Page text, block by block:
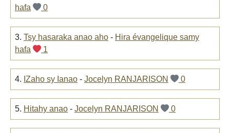
hafa
0
3. Tsy hasaraka anao aho - Hira évangelique samy
hafa
1
4. IZaho sy Ianao - Jocelyn RANJARISON 0
5. Hitahy anao - Jocelyn RANJARISON 0